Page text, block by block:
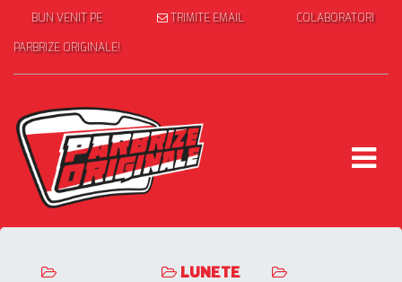
BUN VENIT PE
PARBRIZE ORIGINALE!
TRIMITE EMAIL COLABORATORI
LUNETE